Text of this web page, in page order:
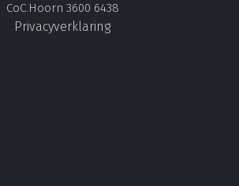
CoC.Hoorn 3600 6438
Privacyverklaring